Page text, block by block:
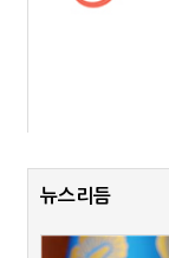
뉴스리듬